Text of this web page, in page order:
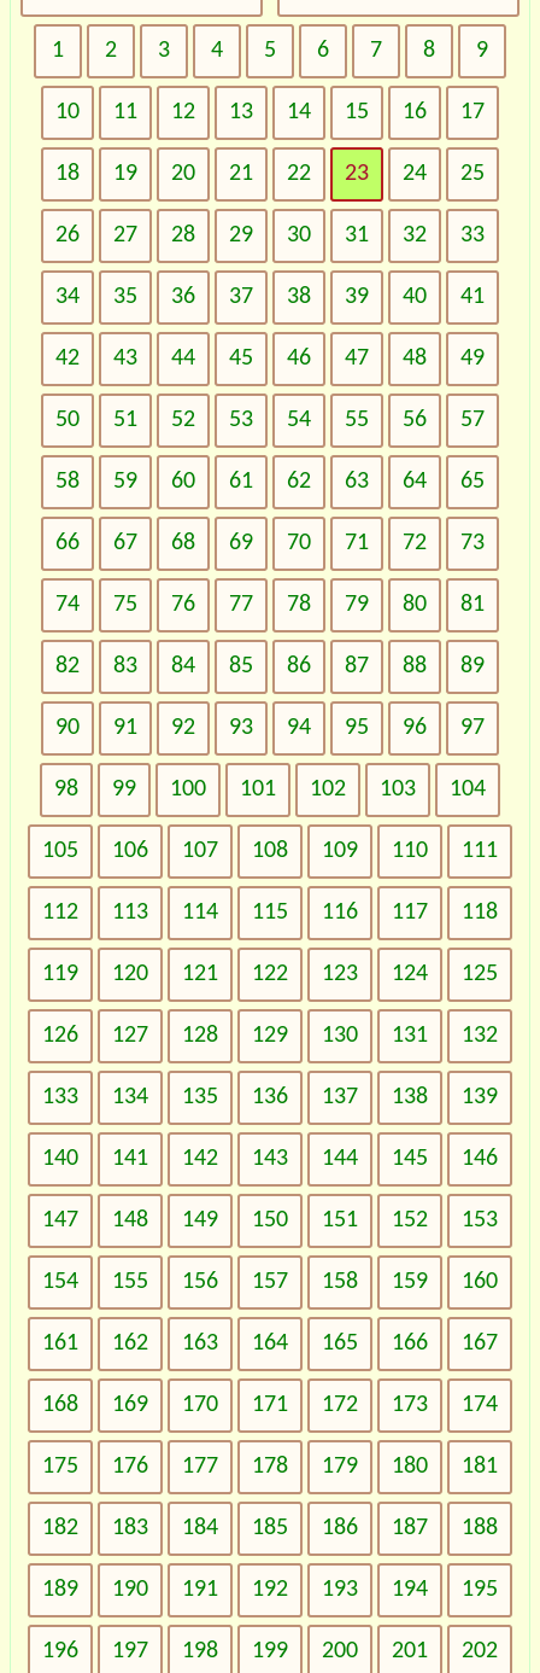
1 2 3 4 5 6 7 8 9
10 11 12 13 14 15 16 17
18 19 20 21 22 23 24 25
26 27 28 29 30 31 32 33
34 35 36 37 38 39 40 41
42 43 44 45 46 47 48 49
50 51 52 53 54 55 56 57
58 59 60 61 62 63 64 65
66 67 68 69 70 71 72 73
74 75 76 77 78 79 80 81
82 83 84 85 86 87 88 89
90 91 92 93 94 95 96 97
98 99 100 101 102 103 104
105 106 107 108 109 110 111
112 113 114 115 116 117 118
119 120 121 122 123 124 125
126 127 128 129 130 131 132
133 134 135 136 137 138 139
140 141 142 143 144 145 146
147 148 149 150 151 152 153
154 155 156 157 158 159 160
161 162 163 164 165 166 167
168 169 170 171 172 173 174
175 176 177 178 179 180 181
182 183 184 185 186 187 188
189 190 191 192 193 194 195
196 197 198 199 200 201 202